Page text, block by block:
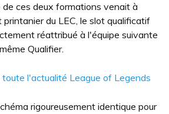
de ces deux formations venait à
du LEC, le slot qualificatif
réattribué à l'équipe suivante
Qualifier.
toute l'actualité League of Legends
rigoureusement identique pour